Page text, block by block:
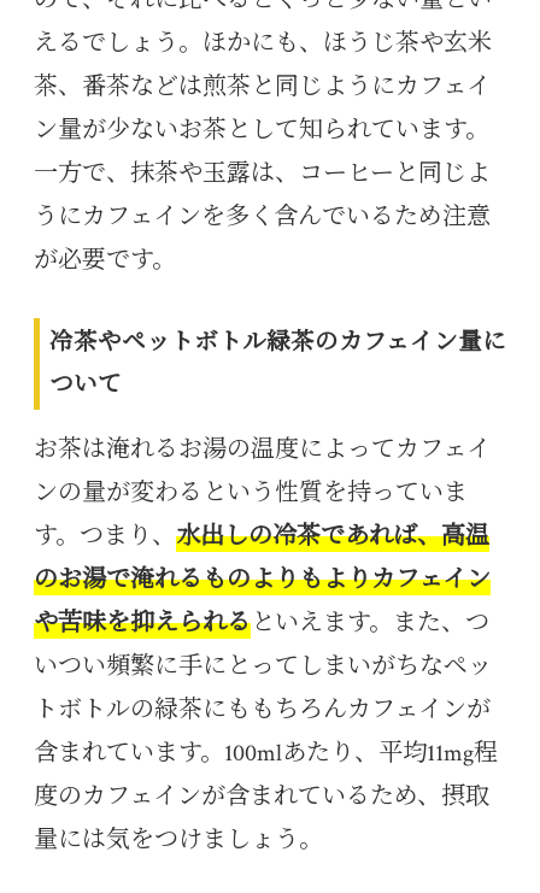
えるでしょう。ほかにも、ほうじ茶や玄米
茶、番茶などは煎茶と同じようにカフェイ
ン量が少ないお茶として知られています。
一方で、抹茶や玉露は、コーヒーと同じよ
うにカフェインを多く含んでいるため注意
が必要です。
冷茶やペットボトル緑茶のカフェイン量に
ついて
お茶は淹れるお湯の温度によってカフェイ
ンの量が変わるという性質を持っていま
す。つまり、 水出しの冷茶であれば、高温
のお湯で淹れるものよりもよりカフェイン
や苦味を抑えられるといえます。また、つ
いつい頻繁に手にとってしまいがちなペッ
トボトルの緑茶にももちろんカフェインが
含まれています。100mlあたり、平均11mg程
度のカフェインが含まれているため、摂取
量には気をつけましょう。